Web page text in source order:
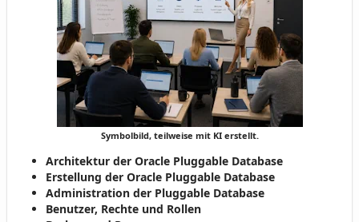
Symbolbild, teilweise mit KI erstellt.
Architektur der Oracle Pluggable Database
Erstellung der Oracle Pluggable Database
Administration der Pluggable Database
Benutzer, Rechte und Rollen